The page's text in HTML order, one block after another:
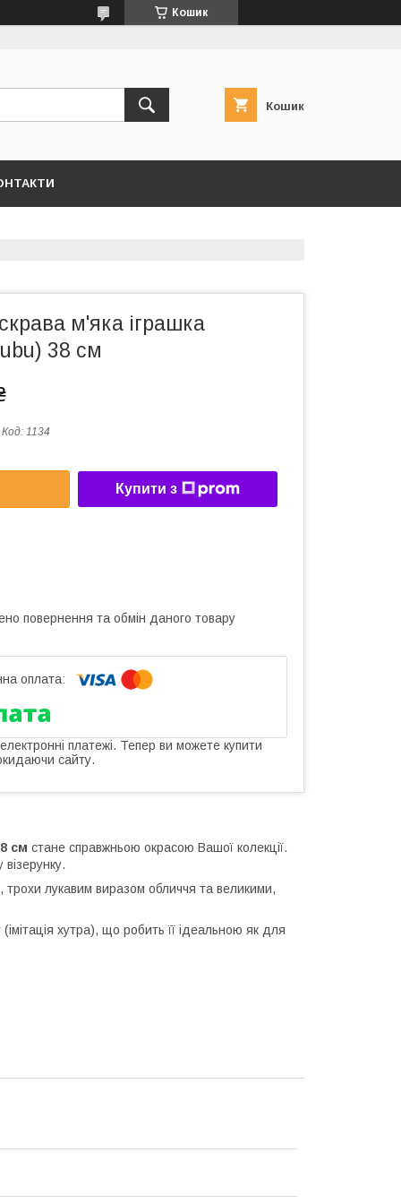
Кошик
Кошик
м'яка іграшка
38 см
Код: 1134
Купити з
повернення та обмін даного товару
платежі. Тепер ви можете купити
сайту.
см стане справжньою окрасою Вашої колекції.
трохи лукавим виразом обличчя та великими,
хутра), що робить її ідеальною як для